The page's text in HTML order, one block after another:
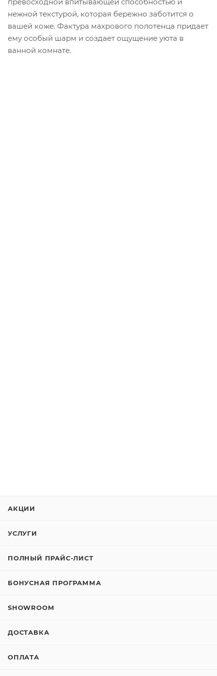
нежной текстурой, которая бережно заботится о
вашей коже. Фактура махрового полотенца придает
ему особый шарм и создает ощущение уюта в
ванной комнате.
АКЦИИ
УСЛУГИ
ПОЛНЫЙ ПРАЙС-ЛИСТ
БОНУСНАЯ ПРОГРАММА
SHOWROOM
ДОСТАВКА
ОПЛАТА